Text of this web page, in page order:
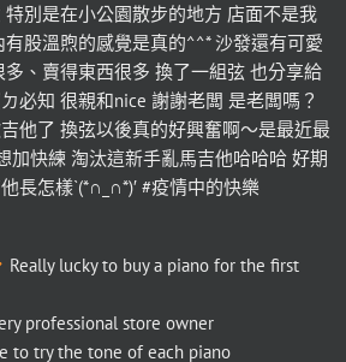
別是在小公園散步的地方 店面不是我
股溫煦的感覺是真的^^* 沙發還有可愛
多、賣得東西很多 換了一組弦 也分享給
必知 很親和nice 謝謝老闆 是老闆嗎？
他了 換弦以後真的好興奮啊～是最近最
加快練 淘汰這新手亂馬吉他哈哈哈 好期
長怎樣`(*∩_∩*)′ #疫情中的快樂
Really lucky to buy a piano for the first
professional store owner
to try the tone of each piano